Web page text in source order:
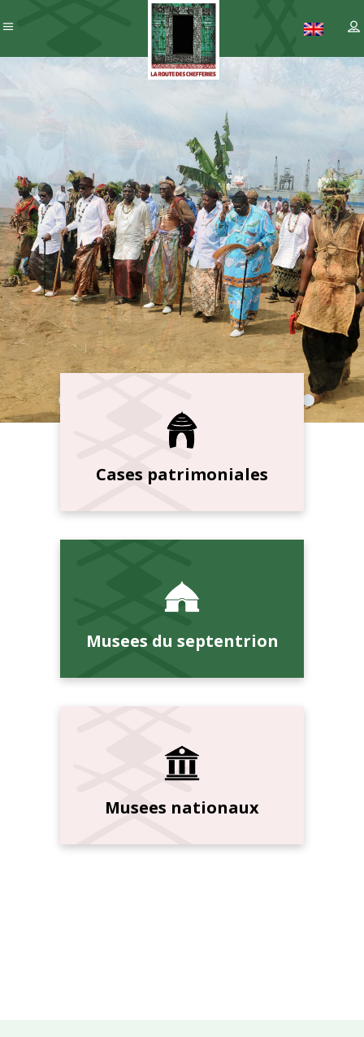
Patrimoine
– ICC
Cases patrimoniales
Musees du septentrion
Musees nationaux